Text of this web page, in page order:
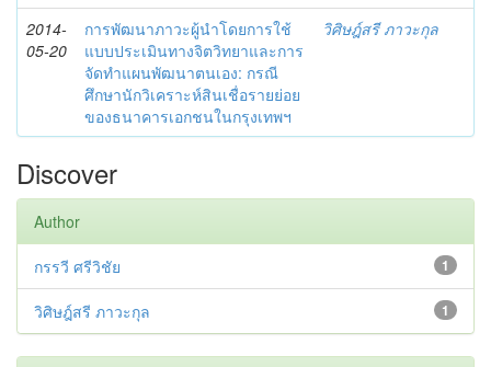
2014-
05-20
การพัฒนาภาวะผู้นำโดยการใช้
แบบประเมินทางจิตวิทยาและการ
จัดทำแผนพัฒนาตนเอง: กรณี
ศึกษานักวิเคราะห์สินเชื่อรายย่อย
ของธนาคารเอกชนในกรุงเทพฯ
วิศิษฎ์สรี ภาวะกุล
Discover
Author
1
กรรวี ศรีวิชัย
1
วิศิษฎ์สรี ภาวะกุล